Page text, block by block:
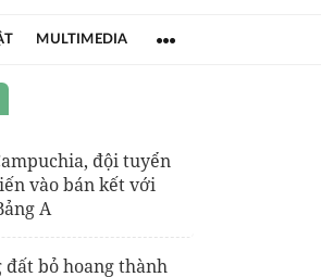
MULTIMEDIA
đội tuyển
vào bán kết với
A
đất bỏ hoang thành